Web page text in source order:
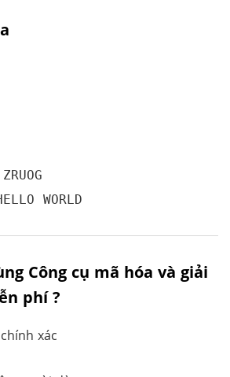
WORLD
Công cụ mã hóa và giải
phí ?
xác